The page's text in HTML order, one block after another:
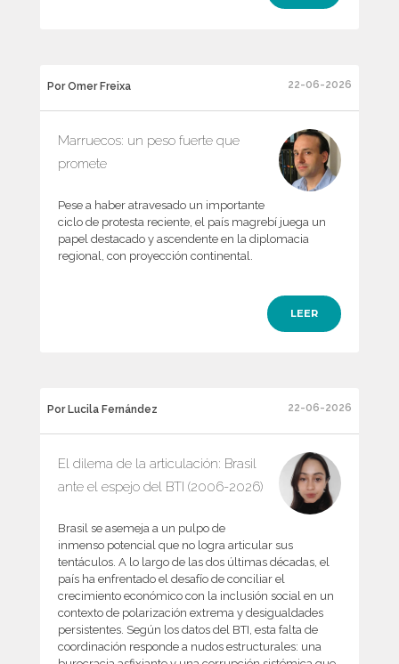
Por Omer Freixa 22-06-2026
Marruecos: un peso fuerte que
promete
Pese a haber atravesado un importante
ciclo de protesta reciente, el país magrebí juega un
papel destacado y ascendente en la diplomacia
regional, con proyección continental.
LEER
Por Lucila Fernández 22-06-2026
El dilema de la articulación: Brasil
ante el espejo del BTI (2006-2026)
Brasil se asemeja a un pulpo de
inmenso potencial que no logra articular sus
tentáculos. A lo largo de las dos últimas décadas, el
país ha enfrentado el desafío de conciliar el
crecimiento económico con la inclusión social en un
contexto de polarización extrema y desigualdades
persistentes. Según los datos del BTI, esta falta de
coordinación responde a nudos estructurales: una